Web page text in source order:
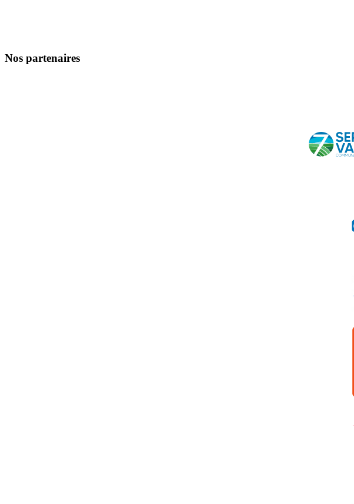
Nos partenaires